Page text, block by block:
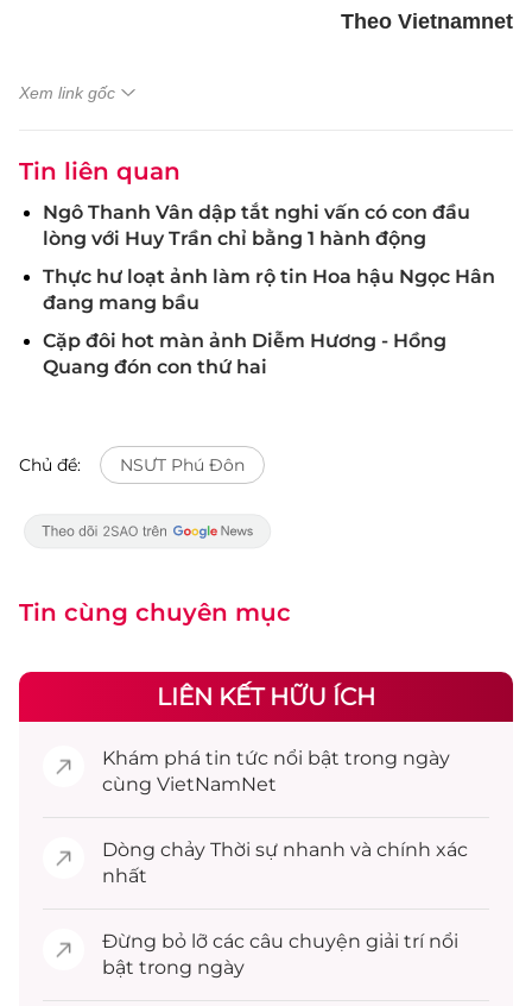
Theo Vietnamnet
Xem link gốc
Tin liên quan
Ngô Thanh Vân dập tắt nghi vấn có con đầu
lòng với Huy Trần chỉ bằng 1 hành động
Thực hư loạt ảnh làm rộ tin Hoa hậu Ngọc Hân
đang mang bầu
Cặp đôi hot màn ảnh Diễm Hương - Hồng
Quang đón con thứ hai
Chủ đề: NSƯT Phú Đôn
Tin cùng chuyên mục
LIÊN KẾT HỮU ÍCH
Khám phá tin tức nổi bật trong ngày
cùng VietNamNet
Dòng chảy Thời sự nhanh và chính xác
nhất
Đừng bỏ lỡ các câu chuyện giải trínổi
bật trong ngày